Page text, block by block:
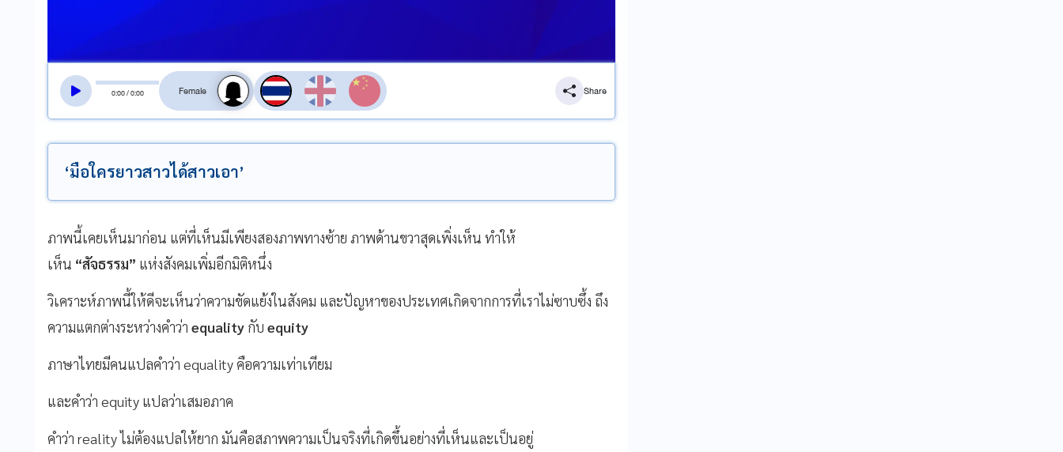
0:00/0:00
สลับเสียงอ่าน
Share
‘มือใครยาวสาวได้สาวเอา’
ภาพนี้เคยเห็นมาก่อน แต่ที่เห็นมีเพียงสองภาพทางซ้าย ภาพด้านขวาสุดเพิ่งเห็น ทำให้
เห็น “สัจธรรม” แห่งสังคมเพิ่มอีกมิติหนึ่ง
วิเคราะห์ภาพนี้ให้ดีจะเห็นว่าความขัดแย้งในสังคม และปัญหาของประเทศเกิดจากการที่เราไม่ซาบซึ้ง ถึง
ความแตกต่างระหว่างคำว่า equality กับ equity
ภาษาไทยมีคนแปลคำว่า equality คือความเท่าเทียม
และคำว่า equity แปลว่าเสมอภาค
คำว่า reality ไม่ต้องแปลให้ยาก มันคือสภาพความเป็นจริงที่เกิดขึ้นอย่างที่เห็นและเป็นอยู่